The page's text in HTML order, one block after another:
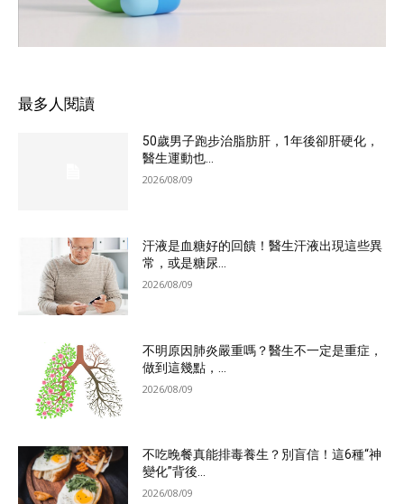
最多人閱讀
50歲男子跑步治脂肪肝，1年後卻肝硬化，
醫生運動也...
2026/08/09
汗液是血糖好的回饋！醫生汗液出現這些異
常，或是糖尿...
2026/08/09
不明原因肺炎嚴重嗎？醫生不一定是重症，
做到這幾點，...
2026/08/09
不吃晚餐真能排毒養生？別盲信！這6種“神
變化”背後...
2026/08/09